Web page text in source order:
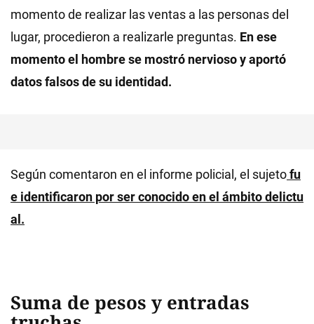
momento de realizar las ventas a las personas del
lugar, procedieron a realizarle preguntas. En ese
momento el hombre se mostró nervioso y aportó
datos falsos de su identidad.
Según comentaron en el informe policial, el sujetofu
e identificaron por ser conocido en el ámbito delictu
al.
Suma de pesos y entradas